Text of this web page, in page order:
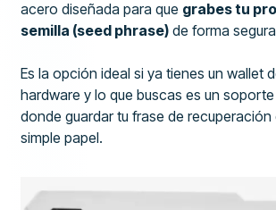
acero diseñada para que grabes tu
semilla (seed phrase) de forma
Es la opción ideal si ya tienes un wallet
hardware y lo que buscas es un
donde guardar tu frase de recuperación
simple papel.